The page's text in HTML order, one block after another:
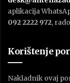
aplikacija
092 2222 972,
Korištenje
Nakladnik ovaj